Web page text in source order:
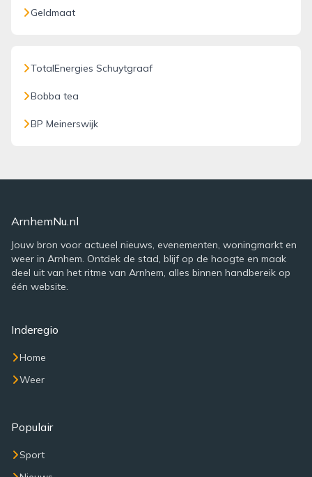
Geldmaat
TotalEnergies Schuytgraaf
Bobba tea
BP Meinerswijk
ArnhemNu.nl
Jouw bron voor actueel nieuws, evenementen, woningmarkt en
weer in Arnhem. Ontdek de stad, blijf op de hoogte en maak
deel uit van het ritme van Arnhem, alles binnen handbereik op
één website.
Inderegio
Home
Weer
Populair
Sport